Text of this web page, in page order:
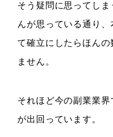
そう疑問に思ってし
んが思っている通り
て確立にしたらほん
ません。
それほど今の副業業
が出回っています。